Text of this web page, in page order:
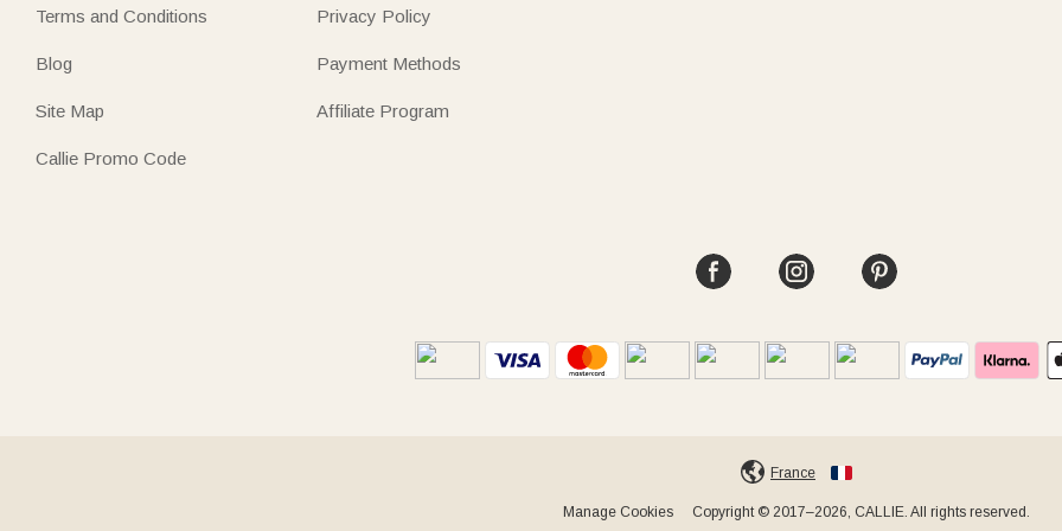
Terms and Conditions
Blog
Site Map
Callie Promo Code
Privacy Policy
Payment Methods
Affiliate Program
France
Manage Cookies Copyright © 2017–2026, CALLIE. All rights reserved.